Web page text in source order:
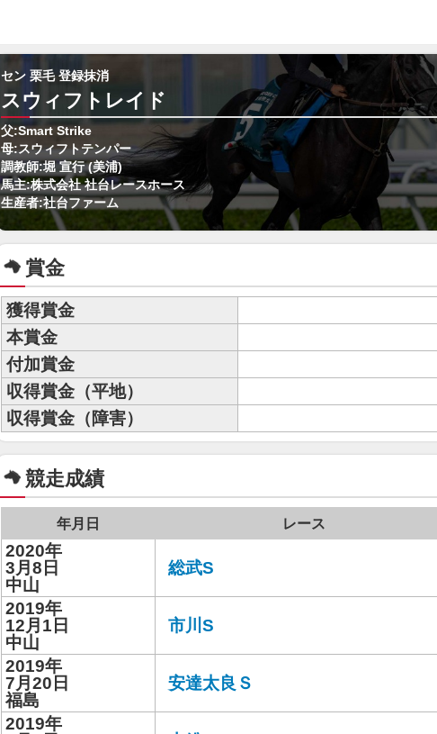
セン 栗毛 登録抹消
スウィフトレイド
父:Smart Strike
母:スウィフトテンパー
調教師:堀 宣行 (美浦)
馬主:株式会社 社台レースホース
生産者:社台ファーム
賞金
獲得賞金
本賞金
付加賞金
収得賞金（平地）
収得賞金（障害）
競走成績
年月日 レース
2020年
3月8日
中山
総武S
2019年
12月1日
中山
市川S
2019年
7月20日
福島
安達太良Ｓ
2019年